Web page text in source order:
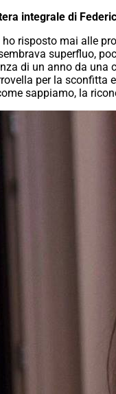
integrale di
ho risposto mai alle
superfluo,
di un anno da una
per la sconfitta
sappiamo, la